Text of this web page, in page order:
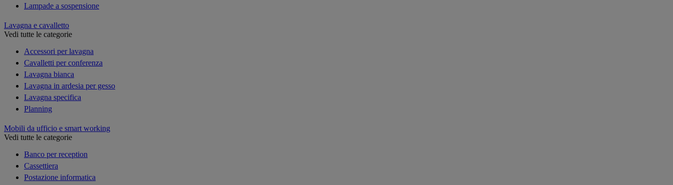
Lampade a sospensione
Lavagna e cavalletto
Vedi tutte le categorie
Accessori per lavagna
Cavalletti per conferenza
Lavagna bianca
Lavagna in ardesia per gesso
Lavagna specifica
Planning
Mobili da ufficio e smart working
Vedi tutte le categorie
Banco per reception
Cassettiera
Postazione informatica